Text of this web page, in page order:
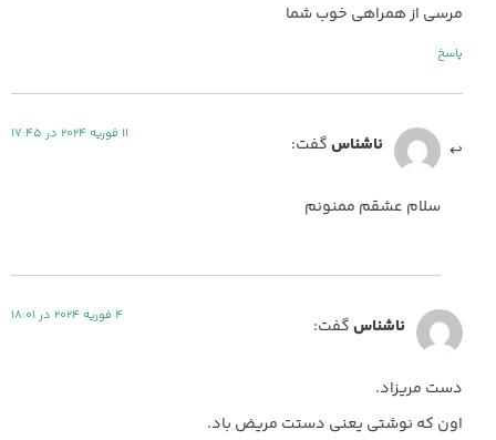
مرسی از همراهی خوب شما
پاسخ
ناشناسگفت: 11 فوریه 2024 در 17:45
سلام عشقم ممنونم
ناشناسگفت: 4 فوریه 2024 در 18:01
دست مریزاد.
اون که نوشتی یعنی دستت مریض باد.